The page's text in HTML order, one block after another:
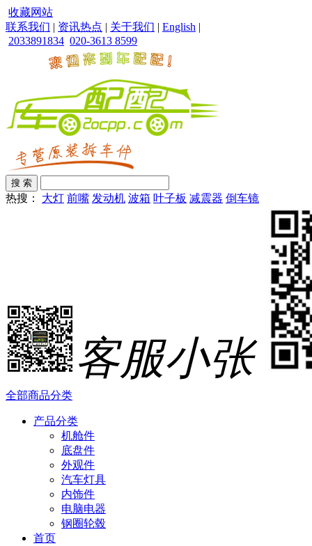
收藏网站
联系我们 | 资讯热点 | 关于我们 | English |
2033891834 020-3613 8599
热搜： 大灯 前嘴 发动机 波箱 叶子板 减震器 倒车镜
客服小张
全部商品分类
产品分类
机舱件
底盘件
外观件
汽车灯具
内饰件
电脑电器
钢圈轮毂
首页